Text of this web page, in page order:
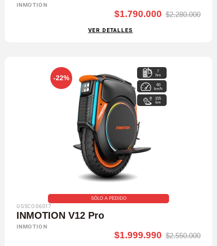
INMOTION
$1.790.000 $2.280.000
VER DETALLES
-22%
7
hrs
60
km/h
155
km
SÓLO A PEDIDO
UGSCO06017
INMOTION V12 Pro
INMOTION
$1.999.990 $2.550.000